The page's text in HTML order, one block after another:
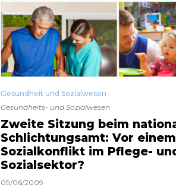
Gesundheit und Sozialwesen
Gesundheits- und Sozialwesen
Zweite Sitzung beim
Schlichtungsamt: Vor einem
Sozialkonflikt im Pflege-
Sozialsektor?
09/06/2009